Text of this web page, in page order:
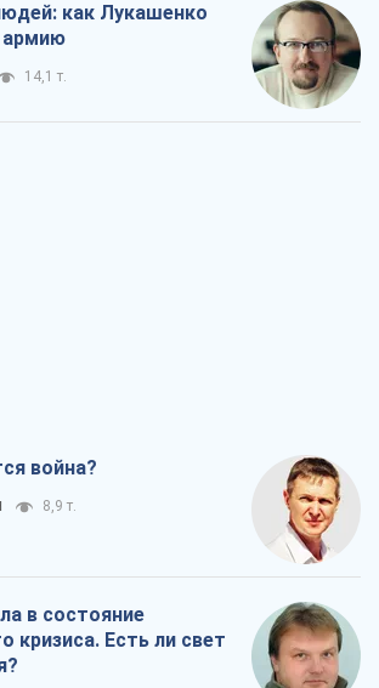
как Лукашенко
армию
14,1 т.
война?
8,9 т.
в состояние
кризиса. Есть ли свет